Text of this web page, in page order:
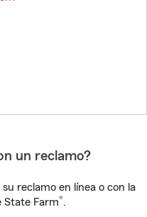
un reclamo?
reclamo en línea o con la
State Farm®.